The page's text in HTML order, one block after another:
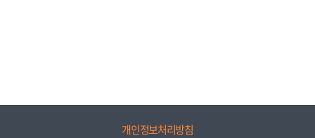
개인정보처리방침